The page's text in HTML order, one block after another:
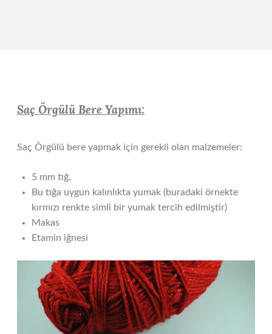
Saç Örgülü Bere Yapımı:
Saç Örgülü bere yapmak için gerekli olan malzemeler:
5 mm tığ,
Bu tığa uygun kalınlıkta yumak (buradaki örnekte
kırmızı renkte simli bir yumak tercih edilmiştir)
Makas
Etamin iğnesi